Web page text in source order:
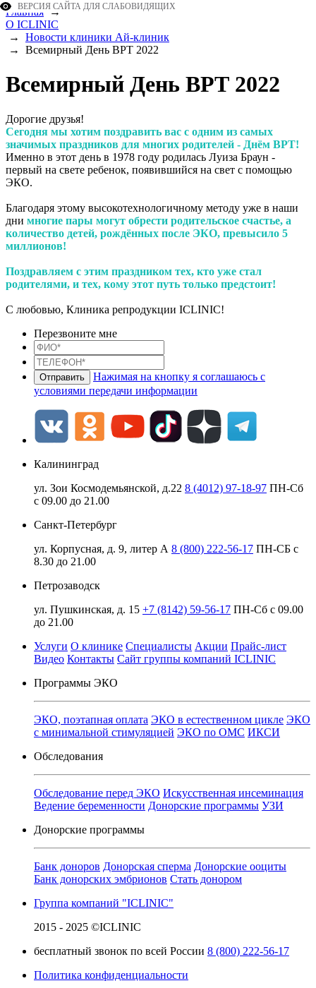
ВЕРСИЯ САЙТА ДЛЯ СЛАБОВИДЯЩИХ
Главная→
О ICLINIC
→ Новости клиники Ай-клиник
→ Всемирный День ВРТ 2022
Всемирный День ВРТ 2022
Дорогие друзья!
Сегодня мы хотим поздравить вас с одним из самых
значимых праздников для многих родителей - Днём ВРТ!
Именно в этот день в 1978 году родилась Луиза Браун -
первый на свете ребенок, появившийся на свет с помощью
ЭКО.
Благодаря этому высокотехнологичному методу уже в наши
дни многие пары могут обрести родительское счастье, а
количество детей, рождённых после ЭКО, превысило 5
миллионов!
Поздравляем с этим праздником тех, кто уже стал
родителями, и тех, кому этот путь только предстоит!
С любовью, Клиника репродукции ICLINIC!
Перезвоните мне
Нажимая на кнопку я соглашаюсь с
условиями передачи информации
Калининград
ул. Зои Космодемьянской, д.22 8 (4012) 97-18-97 ПН-Сб
с 09.00 до 21.00
Санкт-Петербург
ул. Корпусная, д. 9, литер А 8 (800) 222-56-17 ПН-СБ с
8.30 до 21.00
Петрозаводск
ул. Пушкинская, д. 15 +7 (8142) 59-56-17 ПН-Сб с 09.00
до 21.00
Услуги О клинике Специалисты Акции Прайс-лист
Видео Контакты Сайт группы компаний ICLINIC
Программы ЭКО
ЭКО, поэтапная оплата ЭКО в естественном цикле ЭКО
с минимальной стимуляцией ЭКО по ОМС ИКСИ
Обследования
Обследование перед ЭКО Искусственная инсеминация
Ведение беременности Донорские программы УЗИ
Донорские программы
Банк доноров Донорская сперма Донорские ооциты
Банк донорских эмбрионов Стать донором
Группа компаний "ICLINIC"
2015 - 2025 ©ICLINIC
бесплатный звонок по всей России 8 (800) 222-56-17
Политика конфиденциальности